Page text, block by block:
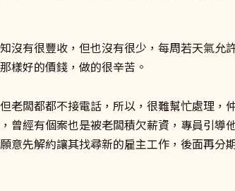
沒有很豐收，但也沒有很少，每周若天氣允
樣好的價錢，做的很辛苦。
老闆都都不接電話，所以，很難幫忙處理，
曾經有個案也是被老闆積欠薪資，專員引導
意先解約讓其找尋新的雇主工作，後面再分